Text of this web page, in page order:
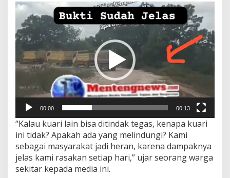
i
a
k
H
u
l
u
T
e
r
k
e
s
a
n
B
u
n
g
Pemutar
Video
00:00 00:13
“Kalau kuari lain bisa ditindak tegas, kenapa kuari
ini tidak? Apakah ada yang melindungi? Kami
sebagai masyarakat jadi heran, karena dampaknya
jelas kami rasakan setiap hari,” ujar seorang warga
sekitar kepada media ini.